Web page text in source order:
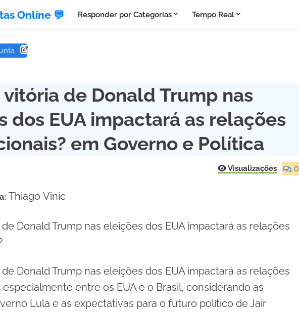
Online 💬 Responder por Categorias Tempo Real
vitória de Donald Trump nas
dos EUA impactará as relações
em Governo e Política
Visualizações 0
Thiago Vinic
Donald Trump nas eleições dos EUA impactará as relações
Donald Trump nas eleições dos EUA impactará as relações
entre os EUA e o Brasil, considerando as
Lula e as expectativas para o futuro político de Jair